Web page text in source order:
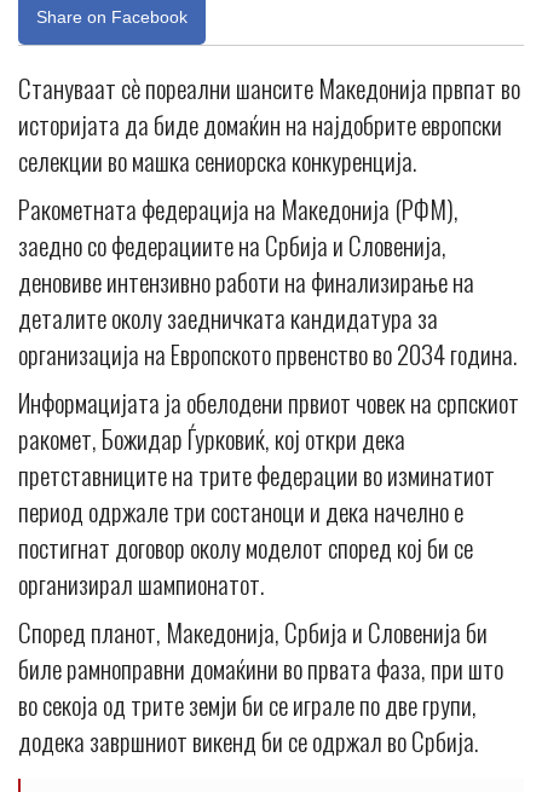
Share on Facebook
Стануваат сè пореални шансите Македонија првпат во
историјата да биде домаќин на најдобрите европски
селекции во машка сениорска конкуренција.
Ракометната федерација на Македонија (РФМ),
заедно со федерациите на Србија и Словенија,
деновиве интензивно работи на финализирање на
деталите околу заедничката кандидатура за
организација на Европското првенство во 2034 година.
Информацијата ја обелодени првиот човек на српскиот
ракомет, Божидар Ѓурковиќ, кој откри дека
претставниците на трите федерации во изминатиот
период одржале три состаноци и дека начелно е
постигнат договор околу моделот според кој би се
организирал шампионатот.
Според планот, Македонија, Србија и Словенија би
биле рамноправни домаќини во првата фаза, при што
во секоја од трите земји би се играле по две групи,
додека завршниот викенд би се одржал во Србија.